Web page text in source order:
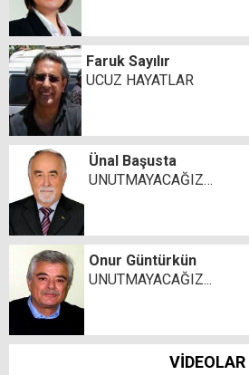
Faruk Sayılır
UCUZ HAYATLAR
Ünal Başusta
UNUTMAYACAĞIZ…
Onur Güntürkün
UNUTMAYACAĞIZ...
VİDEOLAR